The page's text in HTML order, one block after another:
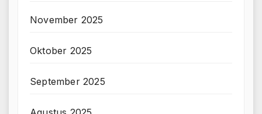
November 2025
Oktober 2025
September 2025